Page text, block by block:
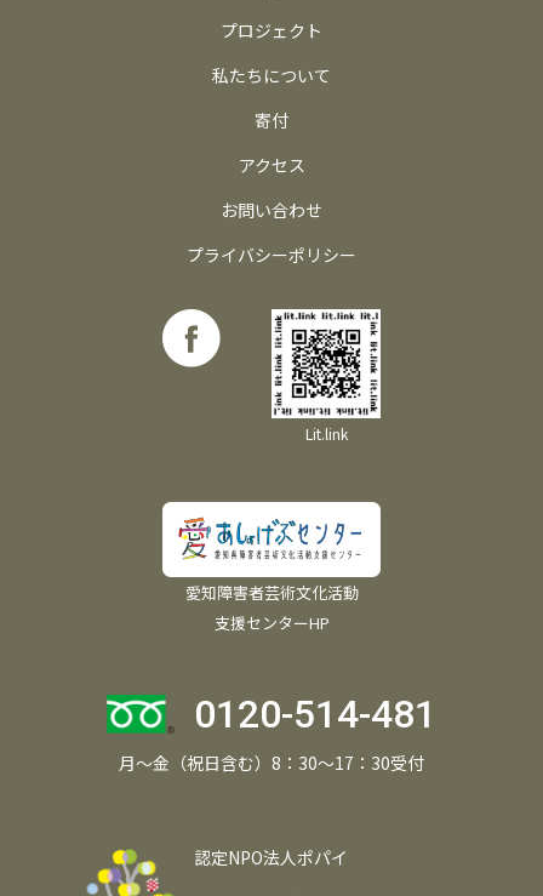
プロジェクト
私たちについて
寄付
アクセス
お問い合わせ
プライバシーポリシー
Lit.link
愛知障害者芸術文化活動
支援センターHP
0120-514-481
月～金（祝日含む）8：30～17：30受付
認定NPO法人ポパイ